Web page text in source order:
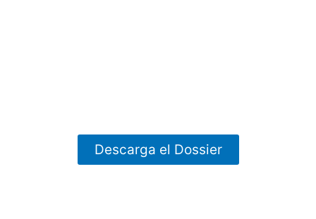
Descarga el Dossier